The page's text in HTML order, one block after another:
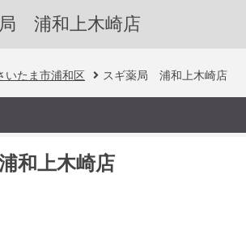
浦和上木崎店
いたま市浦和区 スギ薬局 浦和上木崎店
和上木崎店